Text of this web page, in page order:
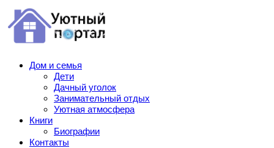
Дом и семья
Дети
Дачный уголок
Занимательный отдых
Уютная атмосфера
Книги
Биографии
Контакты